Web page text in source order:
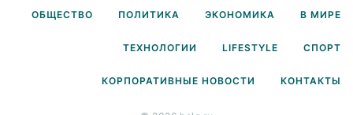
ОБЩЕСТВО ПОЛИТИКА ЭКОНОМИКА В МИРЕ
ТЕХНОЛОГИИ LIFESTYLE СПОРТ
КОРПОРАТИВНЫЕ НОВОСТИ КОНТАКТЫ